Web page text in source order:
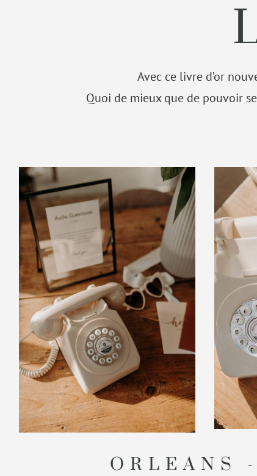
Avec ce livre d’or
Quoi de mieux que de pouvoir
ORLEANS